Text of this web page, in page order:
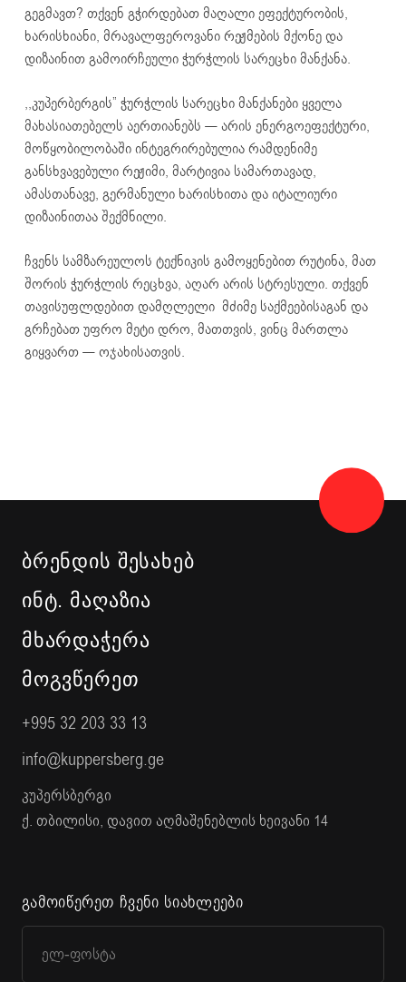
გეგმავთ? თქვენ გჭირდებათ მაღალი ეფექტურობის,
ხარისხიანი, მრავალფეროვანი რეჟმების მქონე და
დიზაინით გამოირჩეული ჭურჭლის სარეცხი მანქანა.
,,კუპერბერგის” ჭურჭლის სარეცხი მანქანები ყველა
მახასიათებელს აერთიანებს — არის ენერგოეფექტური,
მოწყობილობაში ინტეგრირებულია რამდენიმე
განსხვავებული რეჟიმი, მარტივია სამართავად,
ამასთანავე, გერმანული ხარისხითა და იტალიური
დიზაინითაა შექმნილი.
ჩვენს სამზარეულოს ტექნიკის გამოყენებით რუტინა, მათ
შორის ჭურჭლის რეცხვა, აღარ არის სტრესული. თქვენ
თავისუფლდებით დამღლელი მძიმე საქმეებისაგან და
გრჩებათ უფრო მეტი დრო, მათთვის, ვინც მართლა
გიყვართ — ოჯახისათვის.
ᲑᲠᲔᲜᲓᲘᲡ ᲨᲔᲡᲐᲮᲔᲑ
ᲘᲜᲢ. ᲛᲐᲦᲐᲖᲘᲐ
ᲛᲮᲐᲠᲓᲐᲭᲔᲠᲐ
ᲛᲝᲒᲕᲬᲔᲠᲔᲗ
+995 32 203 33 13
info@kuppersberg.ge
კუპერსბერგი
ქ. თბილისი, დავით აღმაშენებლის ხეივანი 14
გამოიწერეთ ჩვენი სიახლეები